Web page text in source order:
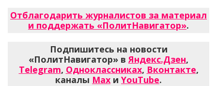
Отблагодарить журналистов за материал
и поддержать «ПолитНавигатор».
Подпишитесь на новости
«ПолитНавигатор» вЯндекс.Дзен,
Telegram, Одноклассниках, Вконтакте,
каналы Max и YouTube.